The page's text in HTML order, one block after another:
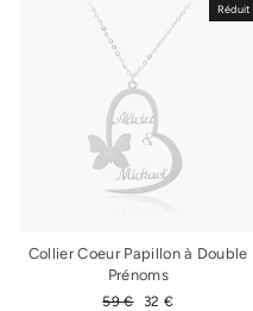
Réduit
Collier Coeur Papillon à Double
Prénoms
Prix
59 €
Prix
32 €